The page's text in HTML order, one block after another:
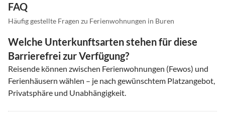
FAQ
Häufig gestellte Fragen zu Ferienwohnungen in Buren
Welche Unterkunftsarten stehen für diese
Barrierefrei zur Verfügung?
Reisende können zwischen Ferienwohnungen (Fewos) und
Ferienhäusern wählen – je nach gewünschtem Platzangebot,
Privatsphäre und Unabhängigkeit.